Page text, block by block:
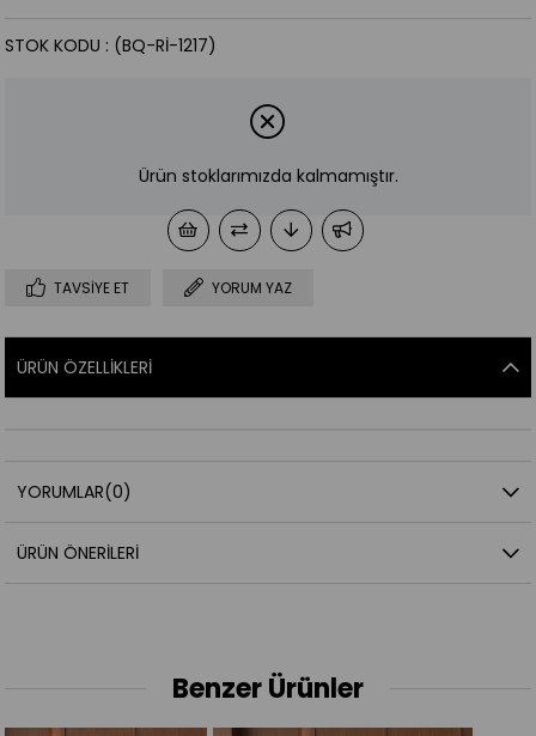
(BQ-Rİ-1217)
STOK KODU
Ürün stoklarımızda kalmamıştır.
TAVSIYE ET YORUM YAZ
ÜRÜN ÖZELLIKLERI
YORUMLAR(0)
ÜRÜN ÖNERILERI
Benzer Ürünler